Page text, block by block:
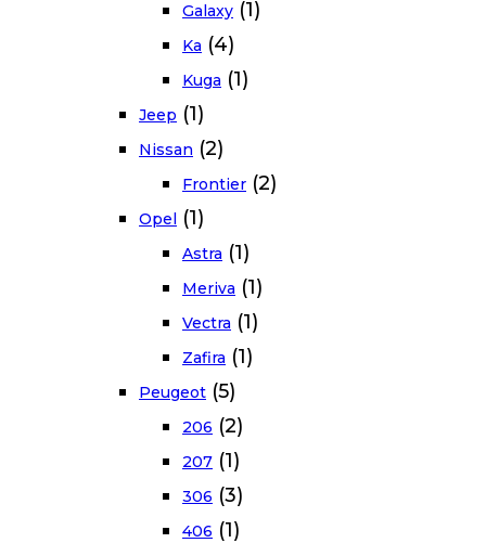
Galaxy (1)
Ka (4)
Kuga (1)
Jeep (1)
Nissan (2)
Frontier (2)
Opel (1)
Astra (1)
Meriva (1)
Vectra (1)
Zafira (1)
Peugeot (5)
206 (2)
207 (1)
306 (3)
406 (1)